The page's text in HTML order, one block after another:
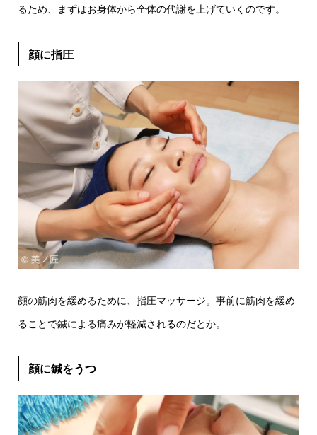
るため、まずはお身体から全体の代謝を上げていくのです。
顔に指圧
顔の筋肉を緩めるために、指圧マッサージ。事前に筋肉を緩め
ることで鍼による痛みが軽減されるのだとか。
顔に鍼をうつ